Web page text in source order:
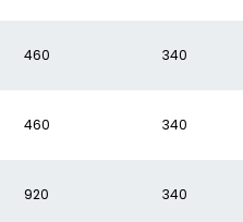
460 340
460 340
920 340